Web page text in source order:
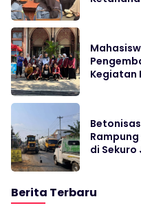
Kegiatan
di
Berita Terbaru